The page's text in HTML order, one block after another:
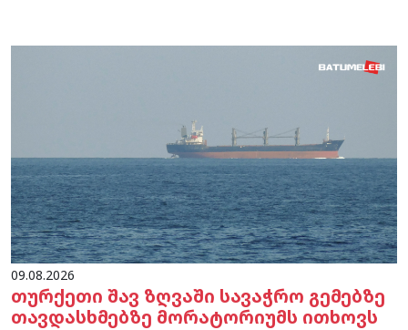
09.08.2026
თურქეთი შავ ზღვაში სავაჭრო გემებზე
თავდასხმებზე მორატორიუმს ითხოვს